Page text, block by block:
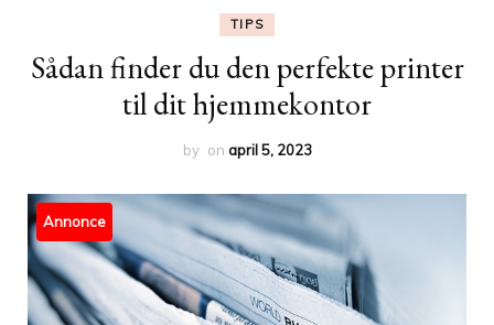
TIPS
Sådan finder du den perfekte printer
til dit hjemmekontor
by on april 5, 2023
Annonce